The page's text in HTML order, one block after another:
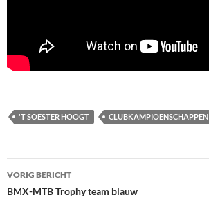
'T SOESTER HOOGT CLUBKAMPIOENSCHAPPEN
Bericht
VORIG BERICHT
BMX-MTB Trophy team blauw